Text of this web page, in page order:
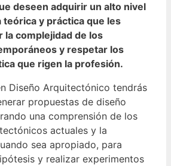
deseen adquirir un alto nivel
y práctica que les
la complejidad de los
y respetar los
que rigen la profesión.
Diseño Arquitectónico tendrás
propuestas de diseño
una comprensión de los
actuales y la
sea apropiado, para
y realizar experimentos